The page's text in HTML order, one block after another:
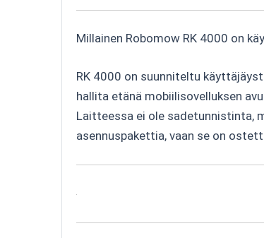
Millainen Robomow RK 4000 on
RK 4000 on suunniteltu
hallita etänä mobiilisovelluksen
Laitteessa ei ole sadetunnistinta,
asennuspakettia, vaan se on